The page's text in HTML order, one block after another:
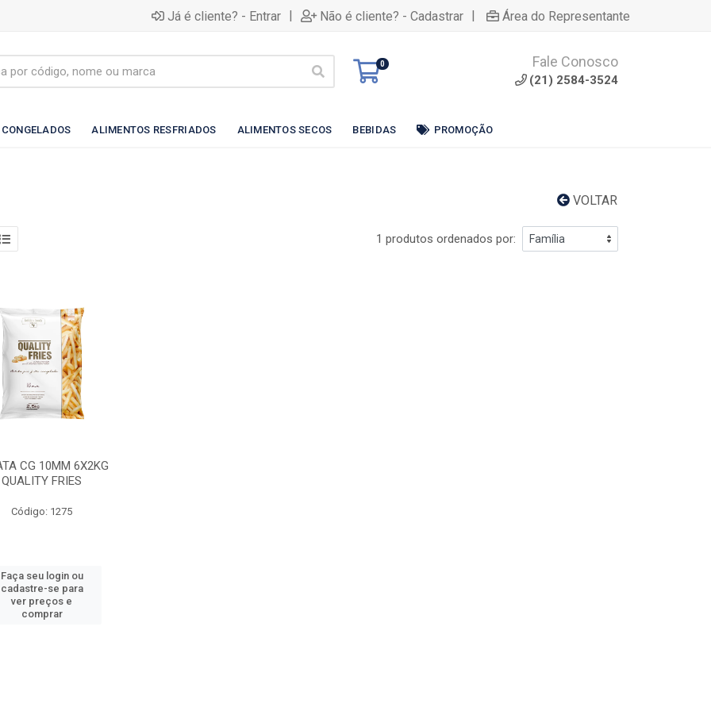
Já é cliente? - Entrar | Não é cliente? - Cadastrar | Área do Representante
0 Fale Conosco
(21) 2584-3524
ALIMENTOS RESFRIADOS ALIMENTOS SECOS BEBIDAS PROMOÇÃO
VOLTAR
1 produtos ordenados por:
CG 10MM 6X2KG
QUALITY FRIES
Código: 1275
Faça seu login ou
cadastre-se para
ver preços e
comprar